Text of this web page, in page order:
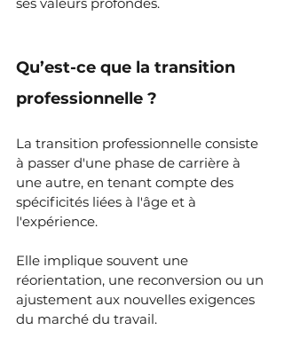
Qu’est-ce que la transition
professionnelle ?
La transition professionnelle consiste
à passer d'une phase de carrière à
une autre, en tenant compte des
spécificités liées à l'âge et à
l'expérience.
Elle implique souvent une
réorientation, une reconversion ou un
ajustement aux nouvelles exigences
du marché du travail.